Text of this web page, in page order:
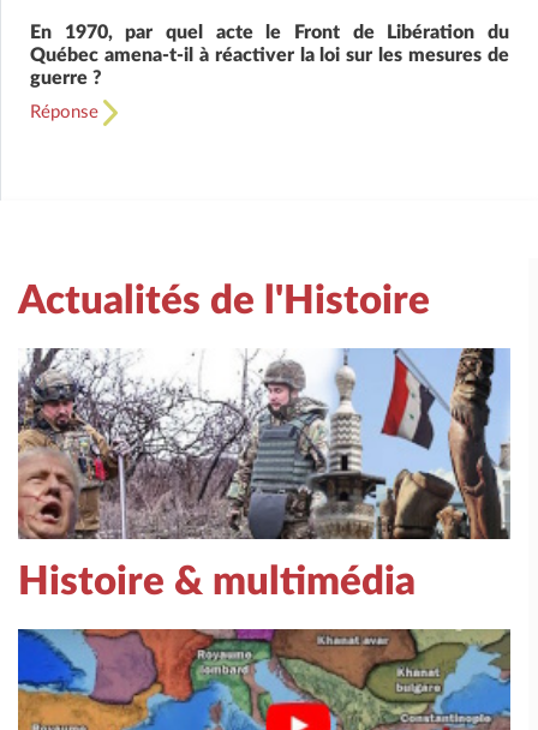
En 1970, par quel acte le Front de Libération du
Québec amena-t-il à réactiver la loi sur les mesures de
guerre ?
Réponse
Actualités de l'Histoire
Histoire & multimédia